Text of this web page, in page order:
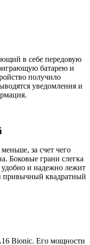
в себе передовую
батарею и
получило
уведомления и
за счет чего
Боковые грани слегка
удобно и надежно лежит
привычный квадратный
Bionic. Его мощности